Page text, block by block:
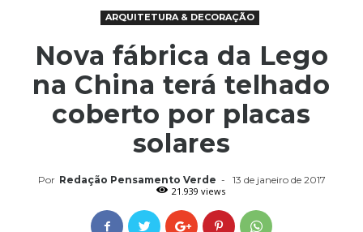
ARQUITETURA & DECORAÇÃO
Nova fábrica da Lego
na China terá telhado
coberto por placas
solares
Por Redação Pensamento Verde -
13 de janeiro de 2017
21.939 views